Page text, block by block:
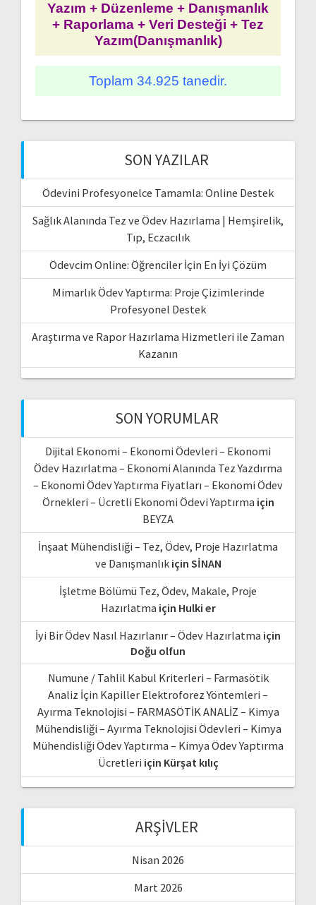
Yazım + Düzenleme + Danışmanlık
+ Raporlama + Veri Desteği + Tez
Yazım(Danışmanlık)
Toplam 34.925 tanedir.
SON YAZILAR
Ödevini Profesyonelce Tamamla: Online Destek
Sağlık Alanında Tez ve Ödev Hazırlama | Hemşirelik,
Tıp, Eczacılık
Ödevcim Online: Öğrenciler İçin En İyi Çözüm
Mimarlık Ödev Yaptırma: Proje Çizimlerinde
Profesyonel Destek
Araştırma ve Rapor Hazırlama Hizmetleri ile Zaman
Kazanın
SON YORUMLAR
Dijital Ekonomi – Ekonomi Ödevleri – Ekonomi
Ödev Hazırlatma – Ekonomi Alanında Tez Yazdırma
– Ekonomi Ödev Yaptırma Fiyatları – Ekonomi Ödev
Örnekleri – Ücretli Ekonomi Ödevi Yaptırma için
BEYZA
İnşaat Mühendisliği – Tez, Ödev, Proje Hazırlatma
ve Danışmanlıkiçin SİNAN
İşletme Bölümü Tez, Ödev, Makale, Proje
Hazırlatma için Hulki er
İyi Bir Ödev Nasıl Hazırlanır – Ödev Hazırlatma için
Doğu olfun
Numune / Tahlil Kabul Kriterleri – Farmasötik
Analiz İçin Kapiller Elektroforez Yöntemleri –
Ayırma Teknolojisi – FARMASÖTİK ANALİZ – Kimya
Mühendisliği – Ayırma Teknolojisi Ödevleri – Kimya
Mühendisliği Ödev Yaptırma – Kimya Ödev Yaptırma
Ücretleri için Kürşat kılıç
ARŞIVLER
Nisan 2026
Mart 2026